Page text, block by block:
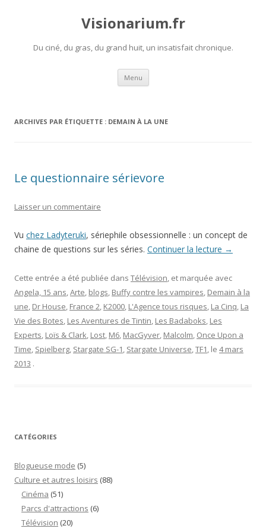
Visionarium.fr
Du ciné, du gras, du grand huit, un insatisfait chronique.
Menu Aller
contenu
ARCHIVES PAR ÉTIQUETTE : DEMAIN À LA UNE
Le questionnaire sérievore
Laisser un commentaire
Vu chez Ladyteruki, sériephile obsessionnelle : un concept de
chaine de questions sur les séries. Continuer la lecture →
Cette entrée a été publiée dans Télévision, et marquée avec
Angela, 15 ans,Arte, blogs, Buffy contre les vampires, Demain à la
une, Dr House, France 2, K2000, L'Agence tous risques, La Cinq, La
Vie des Botes, Les Aventures de Tintin, Les Badaboks, Les
Experts, Loïs & Clark, Lost, M6, MacGyver, Malcolm, Once Upon a
Time, Spielberg, Stargate SG-1, Stargate Universe,TF1, le 4 mars
2013 .
CATÉGORIES
Blogueuse mode (5)
Culture et autres loisirs (88)
Cinéma (51)
Parcs d'attractions (6)
Télévision (20)